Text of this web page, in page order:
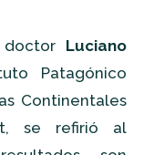
Luciano
Patagónico
Continentales
se refirió al